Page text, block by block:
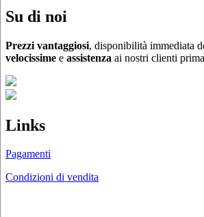
Su di noi
Prezzi vantaggiosi, disponibilità immediata
velocissime e assistenza ai nostri clienti
Links
Pagamenti
Condizioni di vendita